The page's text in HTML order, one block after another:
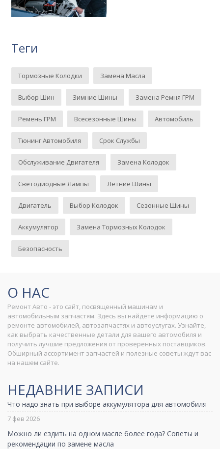
Теги
Тормозные Колодки Замена Масла
Выбор Шин Зимние Шины Замена Ремня ГРМ
Ремень ГРМ Всесезонные Шины Автомобиль
Тюнинг Автомобиля Срок Службы
Обслуживание Двигателя Замена Колодок
Светодиодные Лампы Летние Шины
Двигатель Выбор Колодок Сезонные Шины
Аккумулятор Замена Тормозных Колодок
Безопасность
О НАС
Ремонт Авто - это сайт, посвященный машинам и
автомобильным запчастям. Здесь вы найдете информацию о
ремонте автомобилей, автозапчастях и автоуслугах. Узнайте,
как выбрать качественные детали для вашего автомобиля и
получить лучшие предложения от проверенных поставщиков.
Обширный ассортимент запчастей и полезные советы ждут вас
на нашем сайте.
НЕДАВНИЕ ЗАПИСИ
Что надо знать при выборе аккумулятора для автомобиля
7 фев 2026
Можно ли ездить на одном масле более года? Советы и
рекомендации по замене масла